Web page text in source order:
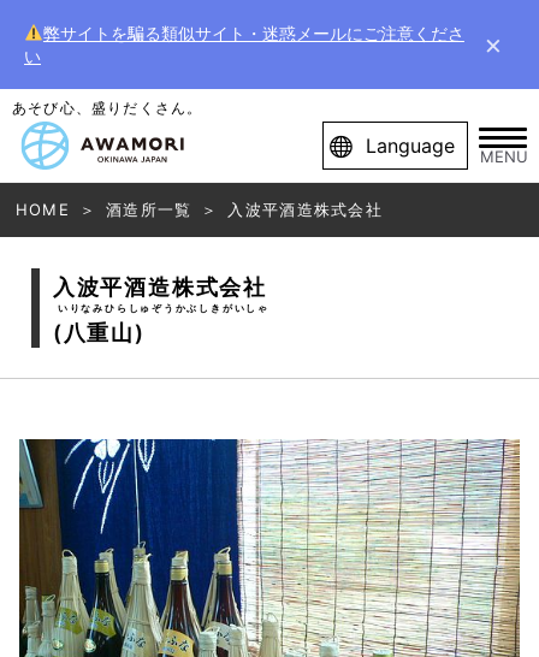
弊サイトを騙る類似サイト・迷惑メールにご注意くださ
い
×
あそび心、盛りだくさん。
Language MENU
HOME 酒造所一覧 入波平酒造株式会社
入波平酒造株式会社
いりなみひらしゅぞうかぶしきがいしゃ
(八重山)